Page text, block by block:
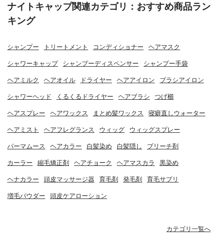
ナイトキャップ関連カテゴリ：おすすめ商品ラン
キング
シャンプー トリートメント コンディショナー ヘアマスク
シャワーキャップ シャンプーディスペンサー シャンプー手袋
ヘアミルク ヘアオイル ドライヤー ヘアアイロン ブラシアイロン
シャワーヘッド くるくるドライヤー ヘアブラシ つげ櫛
ヘアスプレー ヘアワックス まとめ髪ワックス 寝癖直しウォーター
ヘアミスト ヘアフレグランス ウィッグ ウィッグスプレー
パーマムース ヘアカラー 白髪染め 白髪隠し ブリーチ剤
カーラー 縮毛矯正剤 ヘアチョーク ヘアマスカラ 黒染め
ヘナカラー 頭皮マッサージ器 育毛剤 発毛剤 育毛サプリ
増毛パウダー 頭皮ケアローション
カテゴリ一覧へ